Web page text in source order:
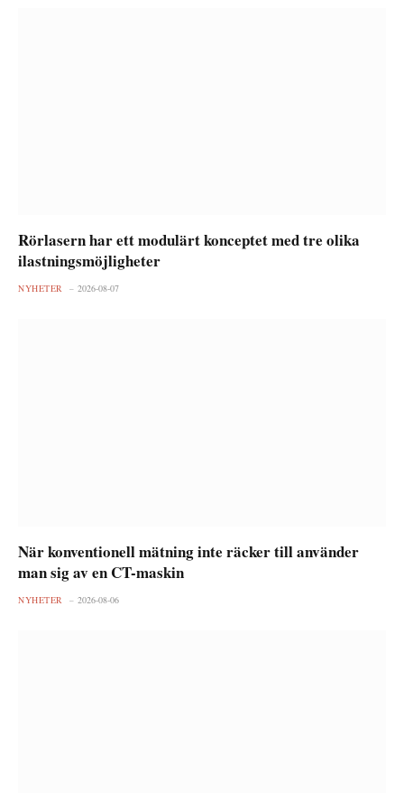
Rörlasern har ett modulärt konceptet med tre olika
ilastningsmöjligheter
NYHETER 2026-08-07
När konventionell mätning inte räcker till använder
man sig av en CT-maskin
NYHETER 2026-08-06